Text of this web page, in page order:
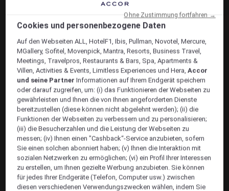
Cookies und personenbezogene Daten
Auf den Webseiten ALL, HotelF1, Ibis, Pullman, Novotel, Mercure,
MGallery, Sofitel, Movenpick, Mantra, Resorts, Business Travel,
Meetings, Travelpros, Restaurants & Bars, Spa, Apartments &
Villen, Activities & Events, Limitless Experiences und Hera,Accor
und seine Partner Informationen auf Ihrem Endgerät speichern
oder darauf zugreifen, um: (i) das Funktionieren der Webseiten zu
gewährleisten und Ihnen die von Ihnen angeforderten Dienste
bereitzustellen (diese können nicht abgelehnt werden); (ii) die
Funktionen der Webseiten zu verbessern und zu personalisieren;
(iii) die Besucherzahlen und die Leistung der Webseiten zu
messen; (iv) Ihnen einen "Cashback“-Service anzubieten, sofern
Sie einen solchen abonniert haben; (v) Ihnen die Interaktion mit
sozialen Netzwerken zu ermöglichen; (vi) ein Profil Ihrer Interessen
zu erstellen, um Ihnen gezielte Werbung anzubieten. Sie können
für jedes Ihrer Endgeräte (Telefon, Computer usw.) zwischen
diesen verschiedenen Verwendungszwecken wählen, indem Sie
Ohne Zustimmung fortfahren →